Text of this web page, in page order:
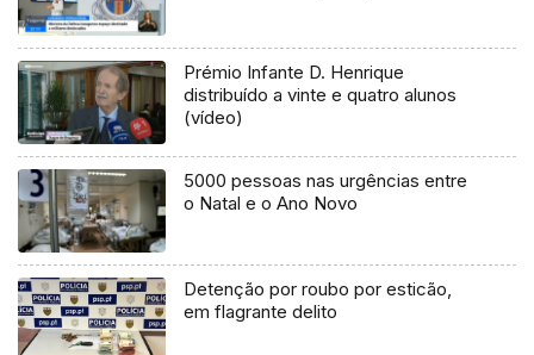
Prémio Infante D. Henrique
distribuído a vinte e quatro alunos
(vídeo)
5000 pessoas nas urgências entre
o Natal e o Ano Novo
Detenção por roubo por esticão,
em flagrante delito